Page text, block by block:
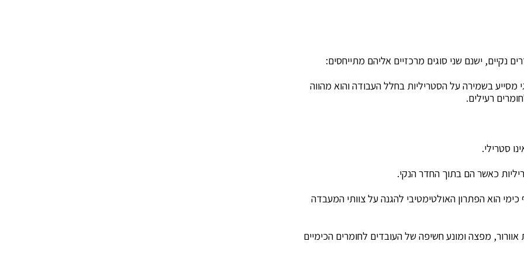
נקיים, ישנם שני סוגים מרכזיים אליהם מתייחסים:
מסייע בשמירה על הסטריליות בחלל העבודה והוא מהווה
רעילים.
סטרילי.
כאשר הם בתוך החדר הנקי.
הוא הפתרון האולטימטיבי להגנה על צוותי המעבדה
מפצה ומונע חשיפה של העובדים לחומרים הכימיים